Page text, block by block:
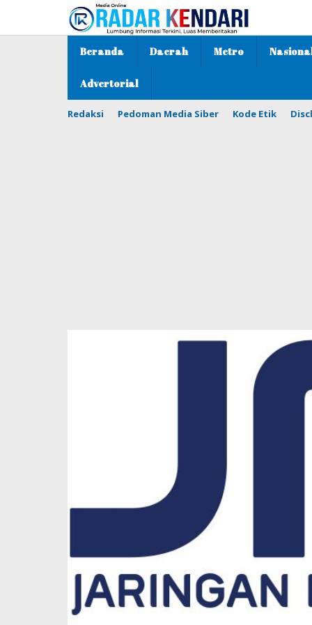
konten
Beranda Daerah Metro
Advertorial
Redaksi Pedoman Media Siber Kode Etik